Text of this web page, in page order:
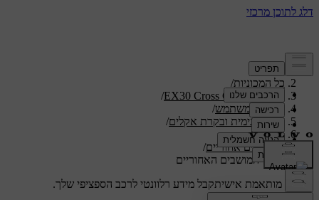
תמיכה/
כל המכוניות/
EX30 Cross Country 2027
/
מדריך למשתמש/
נוחות פנימית ובקרת אקלים/
מושבים/
מושבים אחוריים/
קיפול המושבים האחוריים
תמיכה מותאמת אישיתקבל מידע רלוונטי לרכב הספציפי שלך.